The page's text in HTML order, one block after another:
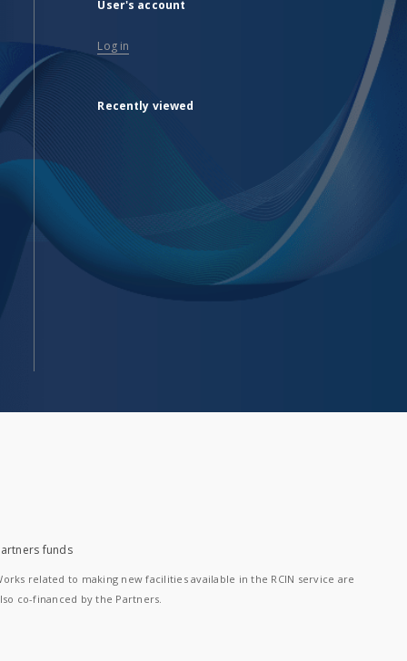
User's account
Log in
Recently viewed
funds
related to making new facilities available in the RCIN service are
co-financed by the Partners.